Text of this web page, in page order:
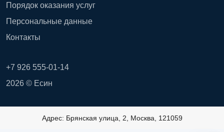
Порядок оказания услуг
Персональные данные
Контакты
+7 926 555-01-14
2026 © Есин
Адрес: Брянская улица, 2, Москва, 121059